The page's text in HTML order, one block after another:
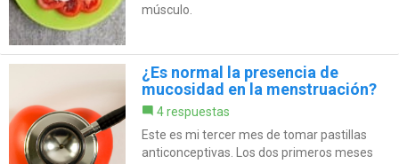
músculo.
¿Es normal la presencia de
mucosidad en la menstruación?
4 respuestas
Este es mi tercer mes de tomar pastillas
anticonceptivas. Los dos primeros meses